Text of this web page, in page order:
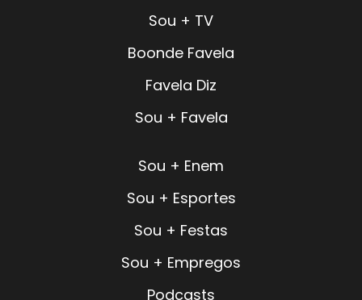
Sou + TV
Boonde Favela
Favela Diz
Sou + Favela
Sou + Enem
Sou + Esportes
Sou + Festas
Sou + Empregos
Podcasts